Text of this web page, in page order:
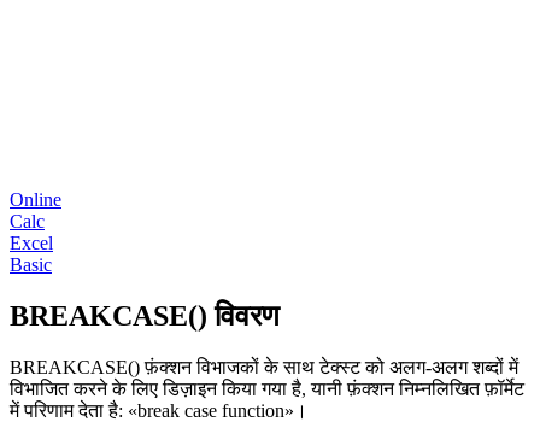
Online
Calc
Excel
Basic
BREAKCASE() विवरण
BREAKCASE() फ़ंक्शन विभाजकों के साथ टेक्स्ट को अलग-अलग शब्दों में
विभाजित करने के लिए डिज़ाइन किया गया है, यानी फ़ंक्शन निम्नलिखित फ़ॉर्मेट
में परिणाम देता है: «break case function» ।